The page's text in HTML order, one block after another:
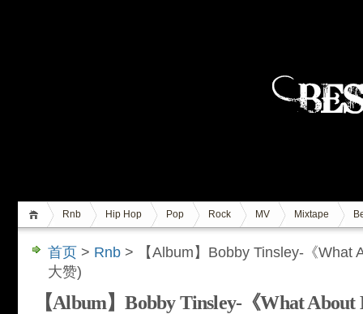
Rnb Hip Hop Pop Rock MV Mixtape
首页 > Rnb > 【Album】Bobby Tinsley-《What
大赞)
【Album】Bobby Tinsley-《What